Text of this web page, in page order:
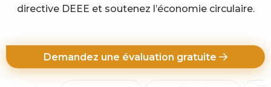
directive DEEE et soutenez l’économie circulaire.
Demandez une évaluation gratuite